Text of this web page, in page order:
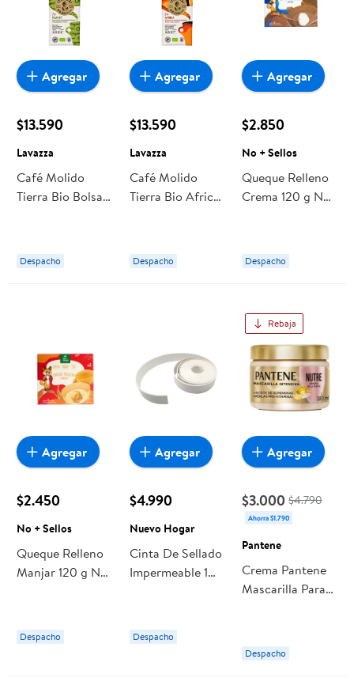
$13.590
Lavazza
Café Molido
Tierra Bio Bolsa
Despacho
Agregar
$13.590
Lavazza
Café Molido
Tierra Bio Africa
Despacho
Agregar
$2.850
No + Sellos
Queque Relleno
Crema 120 g No
Despacho
Agregar
$2.450
No + Sellos
Queque Relleno
Manjar 120 g No
Despacho
Agregar
$4.990
Nuevo Hogar
Cinta De Sellado
Impermeable 1
Blanco
Despacho
Agregar
Rebaja
$3.000 $4.790
Ahorra $1.790
Pantene
Crema Pantene
Mascarilla Para
Despacho
Agregar